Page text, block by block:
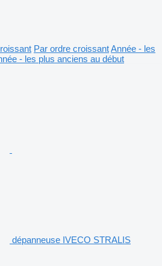
Par ordre croissantAnnée - les
- les plus anciens au début
dépanneuse IVECO STRALIS